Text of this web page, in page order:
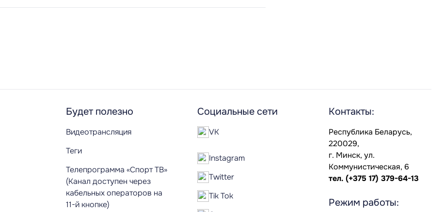
Будет полезно
Видеотрансляция
Теги
Телепрограмма «Спорт ТВ»
(Канал доступен через
кабельных операторов на
11-й кнопке)
Социальные сети
VK
Instagram
Twitter
Tik Tok
Контакты:
Республика Беларусь,
220029,
г. Минск, ул.
Коммунистическая, 6
тел. (+375 17) 379-64-13
Режим работы: